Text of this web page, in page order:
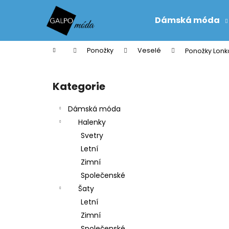
Dámská móda
Domů Ponožky Veselé Ponožky
Přeskočit
kategorie
Kategorie
Dámská móda
Halenky
Svetry
Letní
Zimní
Společenské
Šaty
Letní
Zimní
í
Zpět
do
Zpět
do